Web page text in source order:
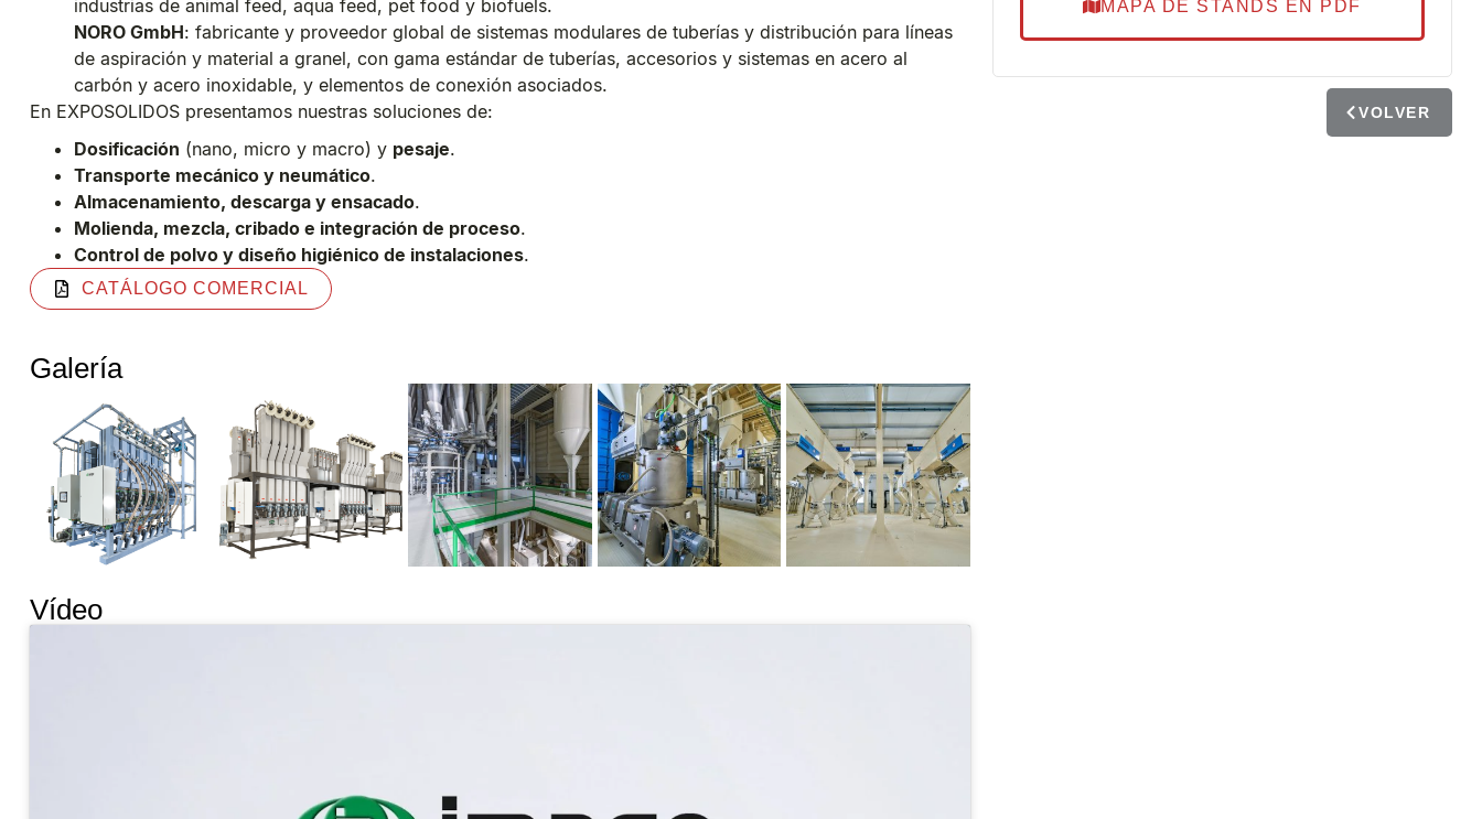
industrias de animal feed, aqua feed, pet food y biofuels.
NORO GmbH: fabricante y proveedor global de sistemas modulares de tuberías y distribución para líneas
de aspiración y material a granel, con gama estándar de tuberías, accesorios y sistemas en acero al
carbón y acero inoxidable, y elementos de conexión asociados.
En EXPOSOLIDOS presentamos nuestras soluciones de:
Dosificación (nano, micro y macro) y pesaje.
Transporte mecánico y neumático.
Almacenamiento, descarga y ensacado.
Molienda, mezcla, cribado e integración de proceso.
Control de polvo y diseño higiénico de instalaciones.
CATÁLOGO COMERCIAL
Galería
Vídeo
MAPA DE STANDS EN PDF
VOLVER